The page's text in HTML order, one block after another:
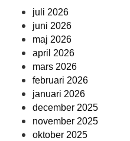
juli 2026
juni 2026
maj 2026
april 2026
mars 2026
februari 2026
januari 2026
december 2025
november 2025
oktober 2025